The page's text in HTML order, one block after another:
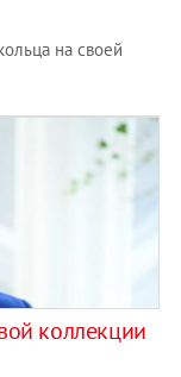
на своей
коллекции